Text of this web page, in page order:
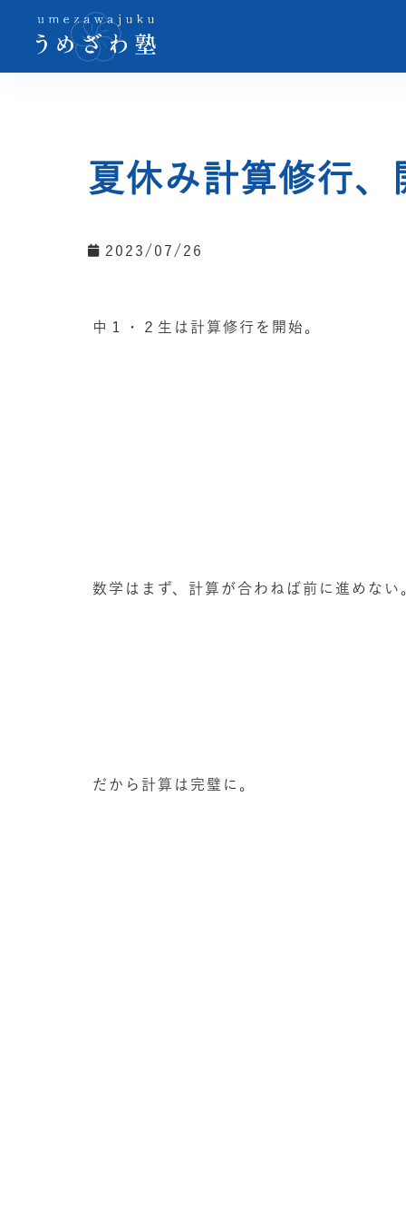
夏休み計算修行、
2023/07/26
中１・２生は計算修行を開始。
数学はまず、計算が合わねば前に進めない
だから計算は完璧に。